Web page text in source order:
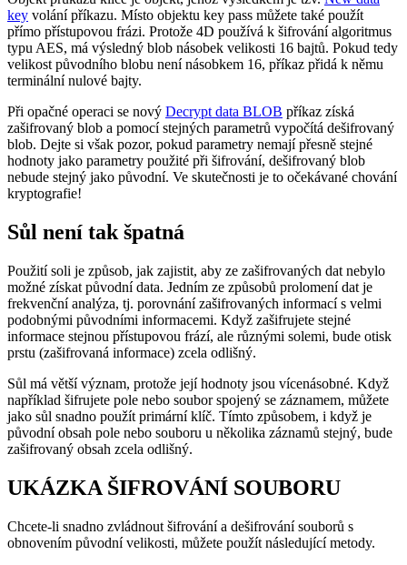
key volání příkazu. Místo objektu key pass můžete také použít
přímo přístupovou frázi. Protože 4D používá k šifrování algoritmus
typu AES, má výsledný blob násobek velikosti 16 bajtů. Pokud tedy
velikost původního blobu není násobkem 16, příkaz přidá k němu
terminální nulové bajty.
Při opačné operaci se nový Decrypt data BLOB příkaz získá
zašifrovaný blob a pomocí stejných parametrů vypočítá dešifrovaný
blob. Dejte si však pozor, pokud parametry nemají přesně stejné
hodnoty jako parametry použité při šifrování, dešifrovaný blob
nebude stejný jako původní. Ve skutečnosti je to očekávané chování
kryptografie!
Sůl není tak špatná
Použití soli je způsob, jak zajistit, aby ze zašifrovaných dat nebylo
možné získat původní data. Jedním ze způsobů prolomení dat je
frekvenční analýza, tj. porovnání zašifrovaných informací s velmi
podobnými původními informacemi. Když zašifrujete stejné
informace stejnou přístupovou frází, ale různými solemi, bude otisk
prstu (zašifrovaná informace) zcela odlišný.
Sůl má větší význam, protože její hodnoty jsou vícenásobné. Když
například šifrujete pole nebo soubor spojený se záznamem, můžete
jako sůl snadno použít primární klíč. Tímto způsobem, i když je
původní obsah pole nebo souboru u několika záznamů stejný, bude
zašifrovaný obsah zcela odlišný.
UKÁZKA ŠIFROVÁNÍ SOUBORU
Chcete-li snadno zvládnout šifrování a dešifrování souborů s
obnovením původní velikosti, můžete použít následující metody.